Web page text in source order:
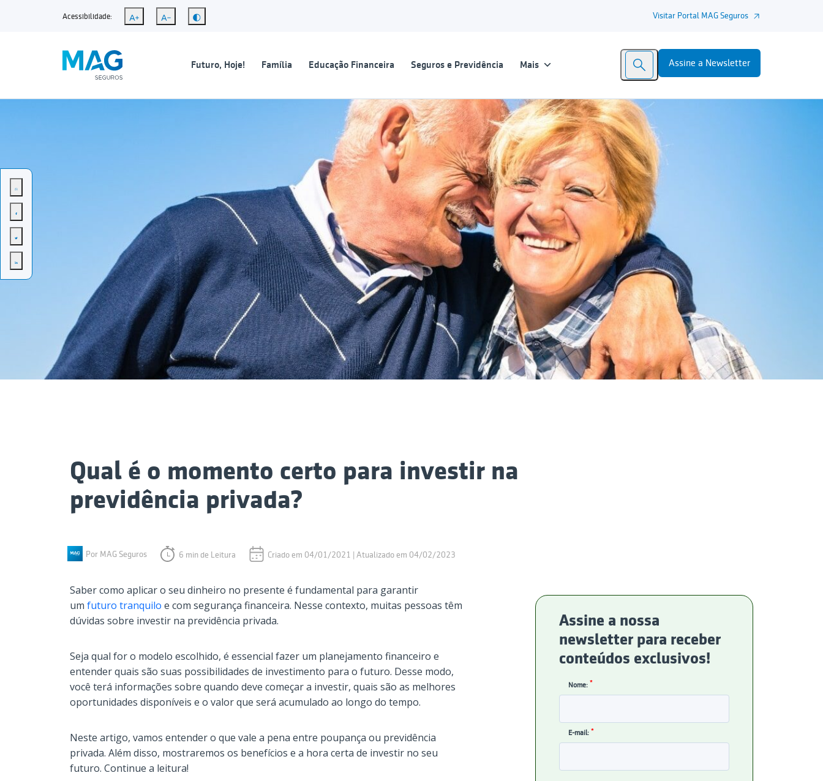
Acessibilidade: Visitar Portal MAG Seguros
Futuro, Hoje! Família Educação Financeira Seguros e Previdência Mais Assine a Newsletter
Qual é o momento certo para investir na
previdência privada?
Por MAG Seguros 6 min de Leitura Criado em 04/01/2021 | Atualizado em 04/02/2023
Saber como aplicar o seu dinheiro no presente é fundamental para garantir
um futuro tranquilo e com segurança financeira. Nesse contexto, muitas pessoas têm
dúvidas sobre investir na previdência privada.
Seja qual for o modelo escolhido, é essencial fazer um planejamento financeiro e
entender quais são suas possibilidades de investimento para o futuro. Desse modo,
você terá informações sobre quando deve começar a investir, quais são as melhores
oportunidades disponíveis e o valor que será acumulado ao longo do tempo.
Neste artigo, vamos entender o que vale a pena entre poupança ou previdência
privada. Além disso, mostraremos os benefícios e a hora certa de investir no seu
futuro. Continue a leitura!
Assine a nossa
newsletter para receber
conteúdos exclusivos!
Nome: *
E-mail: *